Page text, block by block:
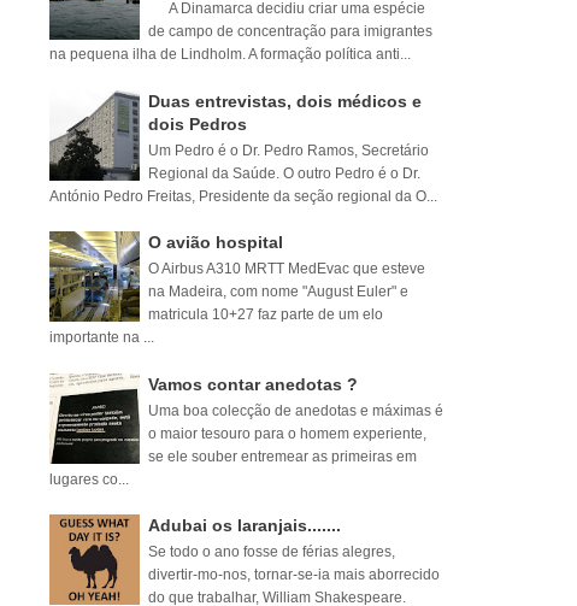
A Dinamarca decidiu criar uma espécie
de campo de concentração para imigrantes
na pequena ilha de Lindholm. A formação política anti...
Duas entrevistas, dois médicos e
dois Pedros
Um Pedro é o Dr. Pedro Ramos, Secretário
Regional da Saúde. O outro Pedro é o Dr.
António Pedro Freitas, Presidente da seção regional da O...
O avião hospital
O Airbus A310 MRTT MedEvac que esteve
na Madeira, com nome "August Euler" e
matricula 10+27 faz parte de um elo
importante na ...
Vamos contar anedotas ?
Uma boa colecção de anedotas e máximas é
o maior tesouro para o homem experiente,
se ele souber entremear as primeiras em
lugares co...
Adubai os laranjais.......
Se todo o ano fosse de férias alegres,
divertir-mo-nos, tornar-se-ia mais aborrecido
do que trabalhar, William Shakespeare.